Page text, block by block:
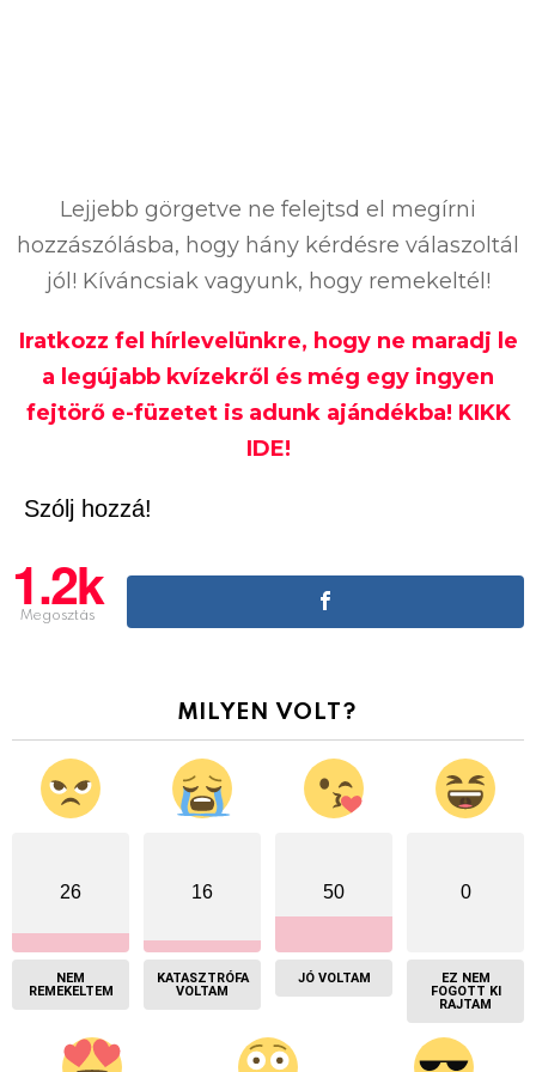
Lejjebb görgetve ne felejtsd el megírni
hozzászólásba, hogy hány kérdésre válaszoltál
jól! Kíváncsiak vagyunk, hogy remekeltél!
Iratkozz fel hírlevelünkre, hogy ne maradj le
a legújabb kvízekről és még egy ingyen
fejtörő e-füzetet is adunk ajándékba! KIKK
IDE!
Szólj hozzá!
1.2k
Megosztás
MILYEN VOLT?
26
NEM
REMEKELTEM
16
KATASZTRÓFA
VOLTAM
50
JÓ VOLTAM
0
EZ NEM
FOGOTT KI
RAJTAM